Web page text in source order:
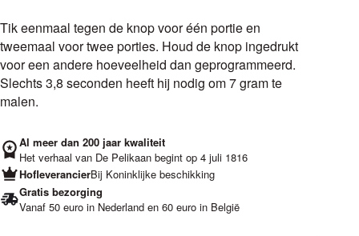
Tik eenmaal tegen de knop voor één portie en
tweemaal voor twee porties. Houd de knop ingedrukt
voor een andere hoeveelheid dan geprogrammeerd.
Slechts 3,8 seconden heeft hij nodig om 7 gram te
malen.
Al meer dan 200 jaar kwaliteit
Het verhaal van De Pelikaan begint op 4 juli 1816
HofleverancierBij Koninklijke beschikking
Gratis bezorging
Vanaf 50 euro in Nederland en 60 euro in België